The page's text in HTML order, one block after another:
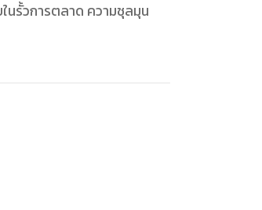
นรั้วการตลาด ความชุลมุน